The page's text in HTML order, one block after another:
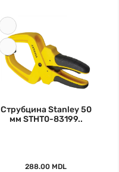
Струбцина Stanley 50
мм STHT0-83199..
288.00 MDL